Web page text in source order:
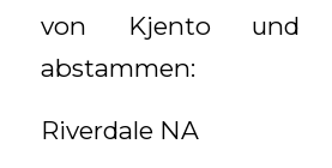
von Kjento und
abstammen:
Riverdale NA